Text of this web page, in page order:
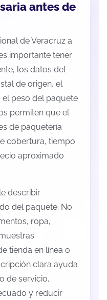
antes de
de Veracruz a
importante tener
los datos del
de origen, el
peso del paquete
permiten que el
de paquetería
cobertura, tiempo
aproximado
describir
del paquete. No
ropa,
tienda en línea o
clara ayuda
de servicio,
y reducir